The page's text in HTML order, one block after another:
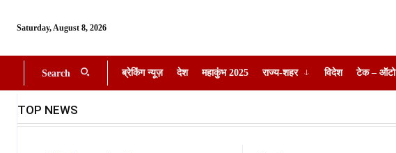
Saturday, August 8, 2026
Search ब्रेकिंग न्यूज़ देश महाकुंभ 2025 राज्य-शहर विदेश टेक – ऑटो
TOP NEWS